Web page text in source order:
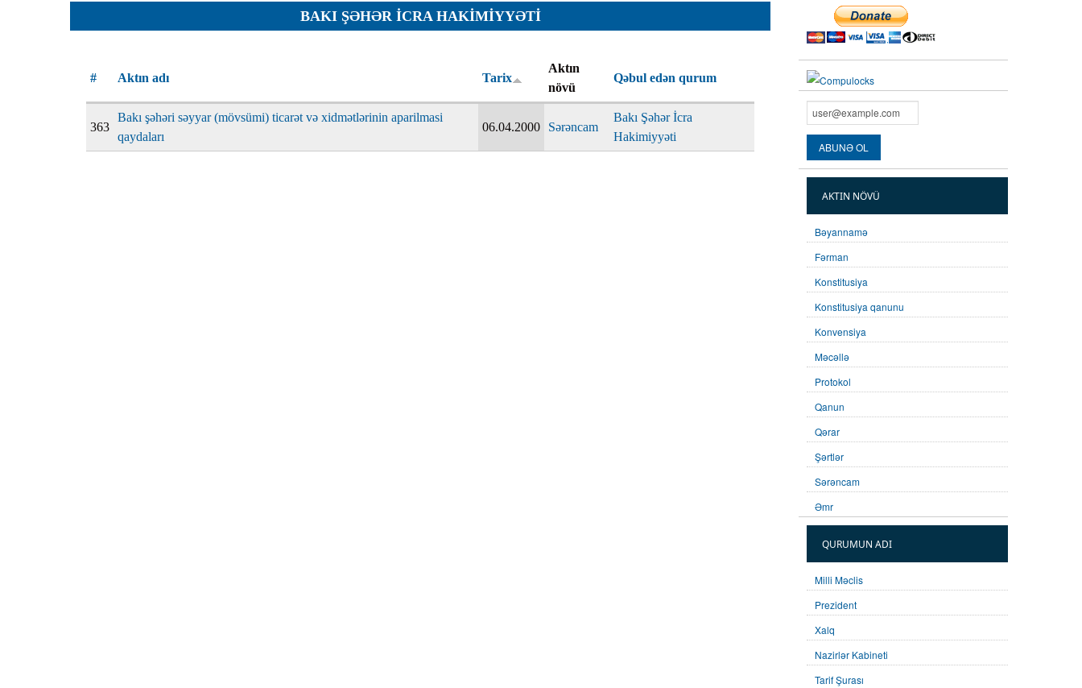
Planlar
Raportlar
BAKI ŞƏHƏR İCRA HAKIMIYYƏTI
# Aktın adı Tarix
Aktın
növü
Qəbul edən qurum
363
Bakı şəhəri səyyar (mövsümi) ticarət və xidmətlərinin aparilmasi
qaydaları
06.04.2000 Sərəncam
Bakı Şəhər İcra
Hakimiyyəti
AKTIN NÖVÜ
Bəyannamə
Fərman
Konstitusiya
Konstitusiya qanunu
Konvensiya
Məcəllə
Protokol
Qanun
Qərar
Şərtlər
Sərəncam
Əmr
QURUMUN ADI
Milli Məclis
Prezident
Xalq
Nazirlər Kabineti
Tarif Şurası